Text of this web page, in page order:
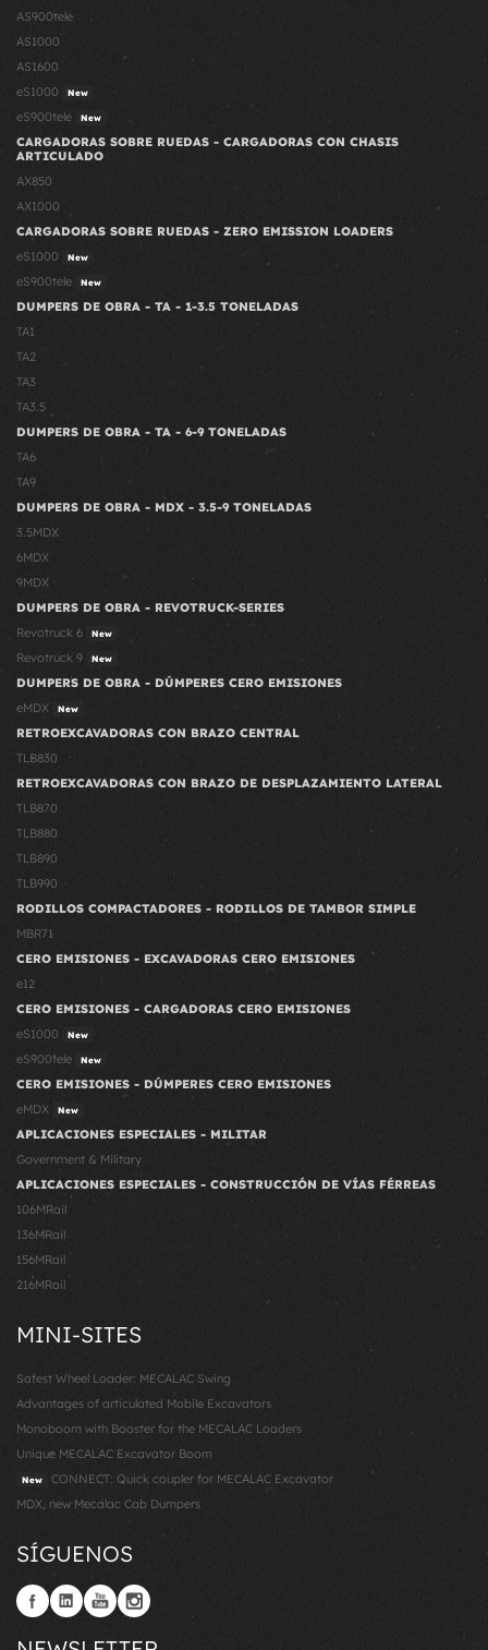
AS900tele
AS1000
AS1600
eS1000
New
eS900tele New
CARGADORAS SOBRE RUEDAS - CARGADORAS CON CHASIS
ARTICULADO
AX850
AX1000
CARGADORAS SOBRE RUEDAS - ZERO EMISSION LOADERS
eS1000
New
eS900tele New
DUMPERS DE OBRA - TA - 1-3.5 TONELADAS
TA1
TA2
TA3
TA3.5
DUMPERS DE OBRA - TA - 6-9 TONELADAS
TA6
TA9
DUMPERS DE OBRA - MDX - 3.5-9 TONELADAS
3.5MDX
6MDX
9MDX
DUMPERS DE OBRA - REVOTRUCK-SERIES
Revotruck 6
New
Revotruck 9 New
DUMPERS DE OBRA - DÚMPERES CERO EMISIONES
eMDX
New
RETROEXCAVADORAS CON BRAZO CENTRAL
TLB830
RETROEXCAVADORAS CON BRAZO DE DESPLAZAMIENTO LATERAL
TLB870
TLB880
TLB890
TLB990
RODILLOS COMPACTADORES - RODILLOS DE TAMBOR SIMPLE
MBR71
CERO EMISIONES - EXCAVADORAS CERO EMISIONES
e12
CERO EMISIONES - CARGADORAS CERO EMISIONES
eS1000
New
eS900tele New
CERO EMISIONES - DÚMPERES CERO EMISIONES
eMDX
New
APLICACIONES ESPECIALES - MILITAR
Government & Military
APLICACIONES ESPECIALES - CONSTRUCCIÓN DE VÍAS FÉRREAS
106MRail
136MRail
156MRail
216MRail
MINI-SITES
Safest Wheel Loader: MECALAC Swing
Advantages of articulated Mobile Excavators
Monoboom with Booster for the MECALAC Loaders
Unique MECALAC Excavator Boom
New
CONNECT: Quick coupler for MECALAC Excavator
MDX, new Mecalac Cab Dumpers
SÍGUENOS